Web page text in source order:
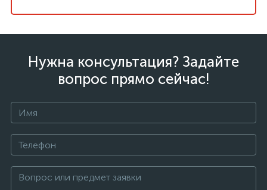
Нужна консультация? Задайте
вопрос прямо сейчас!